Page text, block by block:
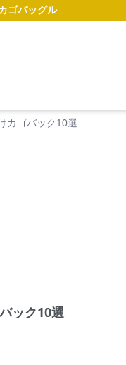
ゴバッグル
カゴバック10選
ック10選